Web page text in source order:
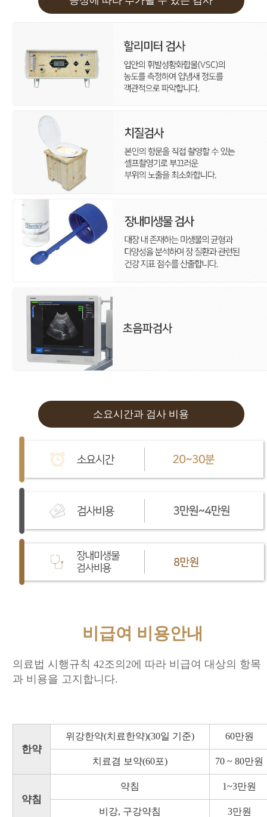
소요시간과 검사 비용
비급여 비용안내
의료법 시행규칙 42조의2에 따라 비급여 대상의 항목
과 비용을 고지합니다.
한약
위강한약(치료한약)(30일 기준) 60만원
치료겸 보약(60포) 70 ~ 80만원
약침
약침 1~3만원
비강, 구강약침 3만원